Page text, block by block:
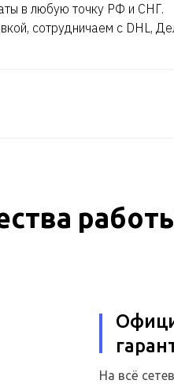
в любую точку РФ и СНГ.
сотрудничаем с DHL,
На всё